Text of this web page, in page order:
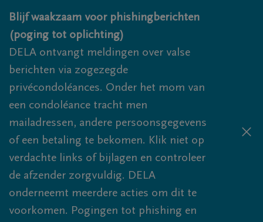
Overslaan en naar inhoud gaan
Blijf waakzaam voor phishingberichten
(poging tot oplichting)
DELA ontvangt meldingen over valse
berichten via zogezegde
privécondoléances. Onder het mom van
een condoléance tracht men
mailadressen, andere persoonsgegevens
of een betaling te bekomen. Klik niet op
verdachte links of bijlagen en controleer
de afzender zorgvuldig. DELA
onderneemt meerdere acties om dit te
voorkomen. Pogingen tot phishing en